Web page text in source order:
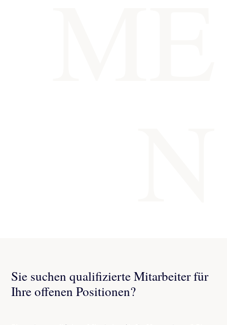
Sie suchen qualifizierte Mitarbeiter für
Ihre offenen Positionen?